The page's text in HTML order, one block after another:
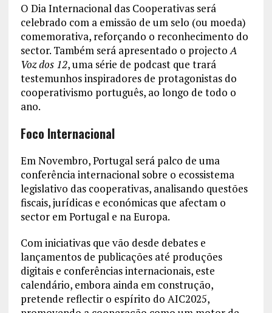
O Dia Internacional das Cooperativas será
celebrado com a emissão de um selo (ou moeda)
comemorativa, reforçando o reconhecimento do
sector. Também será apresentado o projectoA
Voz dos 12, uma série de podcast que trará
testemunhos inspiradores de protagonistas do
cooperativismo português, ao longo de todo o
ano.
Foco Internacional
Em Novembro, Portugal será palco de uma
conferência internacional sobre o ecossistema
legislativo das cooperativas, analisando questões
fiscais, jurídicas e económicas que afectam o
sector em Portugal e na Europa.
Com iniciativas que vão desde debates e
lançamentos de publicações até produções
digitais e conferências internacionais, este
calendário, embora ainda em construção,
pretende reflectir o espírito do AIC2025,